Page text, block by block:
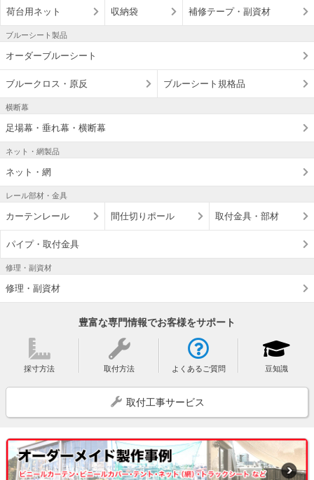
荷台用ネット 収納袋 補修テープ・副資材
ブルーシート製品
オーダーブルーシート
ブルークロス・原反 ブルーシート規格品
横断幕
足場幕・垂れ幕・横断幕
ネット・網製品
ネット・網
レール部材・金具
カーテンレール 間仕切りポール 取付金具・部材
パイプ・取付金具
修理・副資材
修理・副資材
豊富な専門情報でお客様をサポート
採寸方法 取付方法 よくあるご質問 豆知識
取付工事サービス